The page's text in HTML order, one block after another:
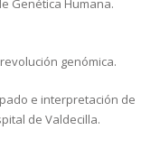
Genética Humana.
genómica.
e interpretación de
de Valdecilla.